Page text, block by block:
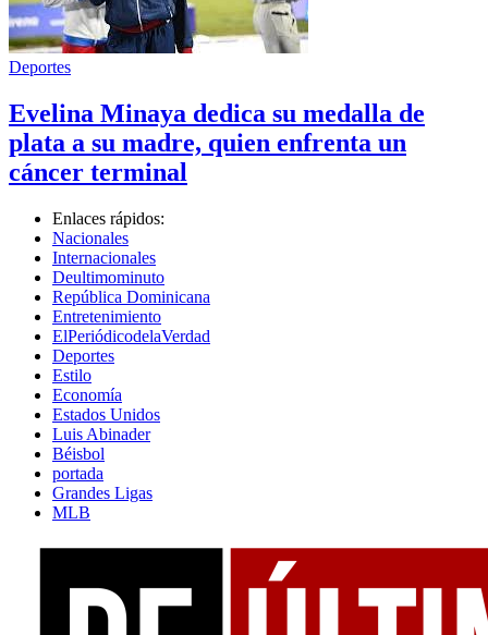
Deportes
Evelina Minaya dedica su medalla de
plata a su madre, quien enfrenta un
cáncer terminal
Enlaces rápidos:
Nacionales
Internacionales
Deultimominuto
República Dominicana
Entretenimiento
ElPeriódicodelaVerdad
Deportes
Estilo
Economía
Estados Unidos
Luis Abinader
Béisbol
portada
Grandes Ligas
MLB